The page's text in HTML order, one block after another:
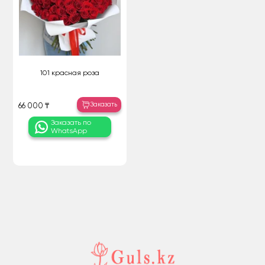
101 красная роза
66 000 ₸ Заказать
Заказать по
WhatsApp